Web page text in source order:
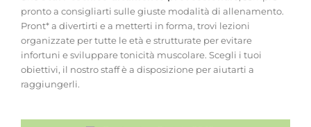
pronto a consigliarti sulle giuste modalità di allenamento.
Pront* a divertirti e a metterti in forma, trovi lezioni
organizzate per tutte le età e strutturate per evitare
infortuni e sviluppare tonicità muscolare. Scegli i tuoi
obiettivi, il nostro staff è a disposizione per aiutarti a
raggiungerli.